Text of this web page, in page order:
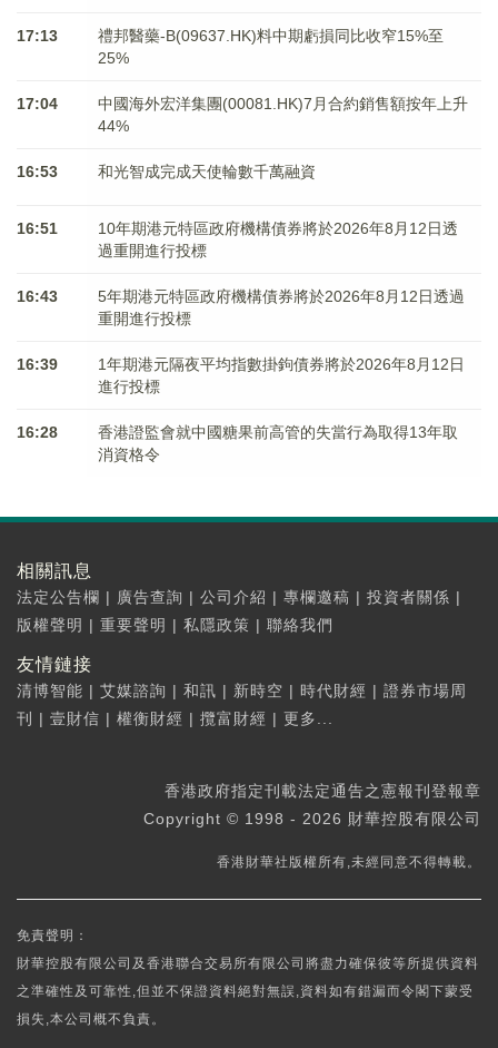
17:13
禮邦醫藥-B(09637.HK)料中期虧損同比收窄15%至
25%
17:04
中國海外宏洋集團(00081.HK)7月合約銷售額按年上升
44%
16:53 和光智成完成天使輪數千萬融資
16:51
10年期港元特區政府機構債券將於2026年8月12日透
過重開進行投標
16:43
5年期港元特區政府機構債券將於2026年8月12日透過
重開進行投標
16:39
1年期港元隔夜平均指數掛鉤債券將於2026年8月12日
進行投標
16:28
香港證監會就中國糖果前高管的失當行為取得13年取
消資格令
相關訊息
法定公告欄 | 廣告查詢 | 公司介紹 | 專欄邀稿 | 投資者關係 |
版權聲明 | 重要聲明 | 私隱政策 | 聯絡我們
友情鏈接
清博智能 | 艾媒諮詢 | 和訊 | 新時空 | 時代財經 | 證券市場周
刊
| 壹財信 | 權衡財經 | 攬富財經 | 更多...
香港政府指定刊載法定通告之憲報刊登報章
Copyright © 1998 - 2026 財華控股有限公司
香港財華社版權所有,未經同意不得轉載。
免責聲明：
財華控股有限公司及香港聯合交易所有限公司將盡力確保彼等所提供資料
之準確性及可靠性,但並不保證資料絕對無誤,資料如有錯漏而令閣下蒙受
損失,本公司概不負責。